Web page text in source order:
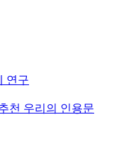
연구
천 우리의 인용문